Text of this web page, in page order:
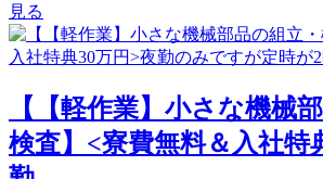
見る
【【軽作業】小さな機械
検査】<寮費無料＆入社特